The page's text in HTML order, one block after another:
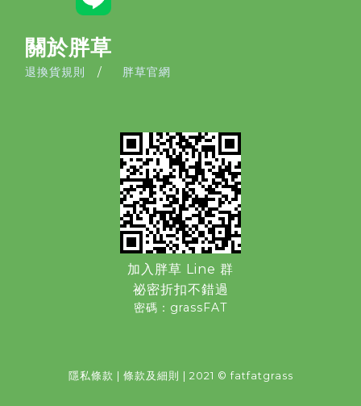
關於胖草
退換貨規則 / 胖草官網
加入胖草 Line 群
祕密折扣不錯過
密碼：grassFAT
隱私條款 | 條款及細則 | 2021 © fatfatgrass